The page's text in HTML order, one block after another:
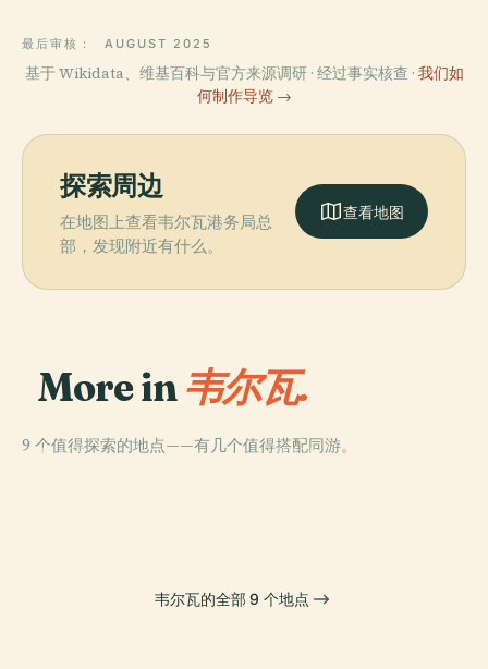
最后审核： AUGUST 2025
基于 Wikidata、维基百科与官方来源调研 · 经过事实核查 · 我们如
何制作导览 →
探索周边
在地图上查看韦尔瓦港务局总
部，发现附近有什么。
查看地图
More in韦尔瓦.
9 个值得探索的地点——有几个值得搭配同游。
PLACE PLACE
韦尔瓦的全部 9 个地点